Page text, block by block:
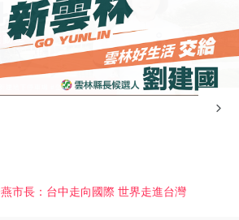
市長：台中走向國際 世界走進台灣